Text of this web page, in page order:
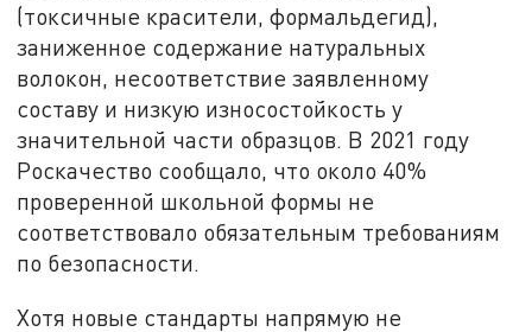
(токсичные красители, формальдегид),
заниженное содержание натуральных
волокон, несоответствие заявленному
составу и низкую износостойкость у
значительной части образцов. В 2021 году
Роскачество сообщало, что около 40%
проверенной школьной формы не
соответствовало обязательным требованиям
по безопасности.
Хотя новые стандарты напрямую не